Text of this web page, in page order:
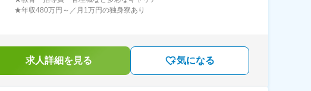
★年収480万円～／月1万円の独身寮あり
求人詳細を見る 気になる